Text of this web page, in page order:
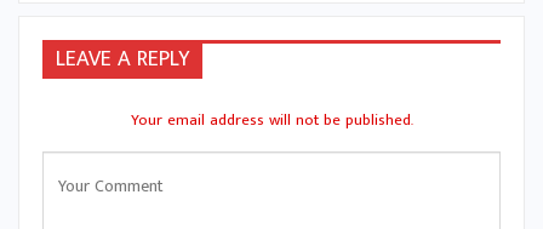
LEAVE A REPLY
Your email address will not be published.